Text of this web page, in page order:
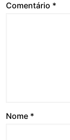
Comentário *
Nome *